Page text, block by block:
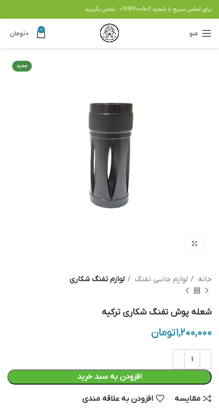
برای تماس سریع با شماره 09196600502 تماس بگیرید
منو 0 ۰تومان
جدید
خانه لوازم جانبی تفنگ لوازم تفنگ شکاری
شعله پوش تفنگ شکاری ترکیه
۱,۲۰۰,۰۰۰تومان
افزودن به سبد خرید
مقایسه افزودن به علاقه مندی